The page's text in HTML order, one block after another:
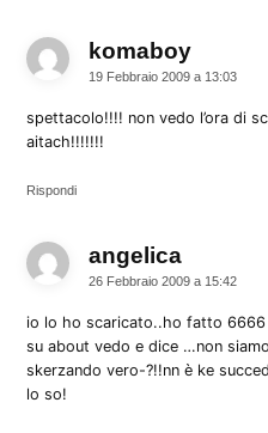
komaboydice:
19 Febbraio 2009 a 13:03
spettacolo!!!! non vedo l’ora di
aitach!!!!!!!
Rispondi
angelicadice:
26 Febbraio 2009 a 15:42
io lo ho scaricato..ho fatto 6666
su about vedo e dice …non
skerzando vero-?!!nn è ke
lo so!